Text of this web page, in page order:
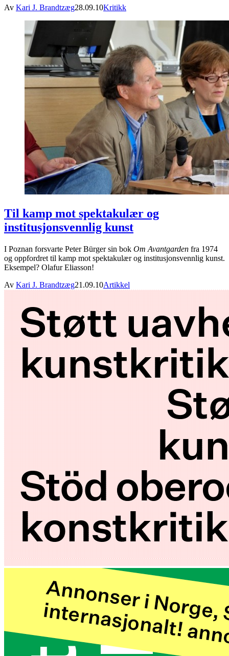
Av Kari J. Brandtzæg28.09.10Kritikk
Til kamp mot spektakulær og
institusjonsvennlig kunst
I Poznan forsvarte Peter Bürger sin bok Om Avantgarden fra 1974
og oppfordret til kamp mot spektakulær og institusjonsvennlig kunst.
Eksempel? Olafur Eliasson!
Av Kari J. Brandtzæg21.09.10Artikkel